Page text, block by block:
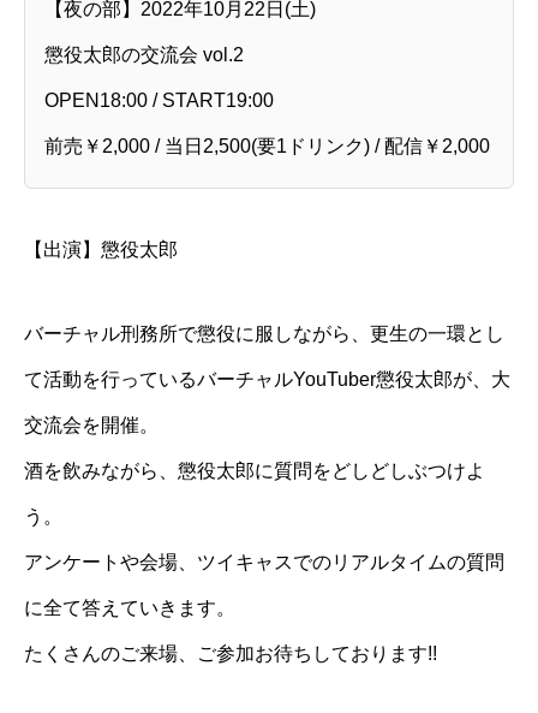
【夜の部】2022年10月22日(土)
懲役太郎の交流会 vol.2
OPEN18:00 / START19:00
前売￥2,000 / 当日2,500(要1ドリンク) / 配信￥2,000
【出演】懲役太郎
バーチャル刑務所で懲役に服しながら、更生の一環とし
て活動を行っているバーチャルYouTuber懲役太郎が、大
交流会を開催。
酒を飲みながら、懲役太郎に質問をどしどしぶつけよ
う。
アンケートや会場、ツイキャスでのリアルタイムの質問
に全て答えていきます。
たくさんのご来場、ご参加お待ちしております!!